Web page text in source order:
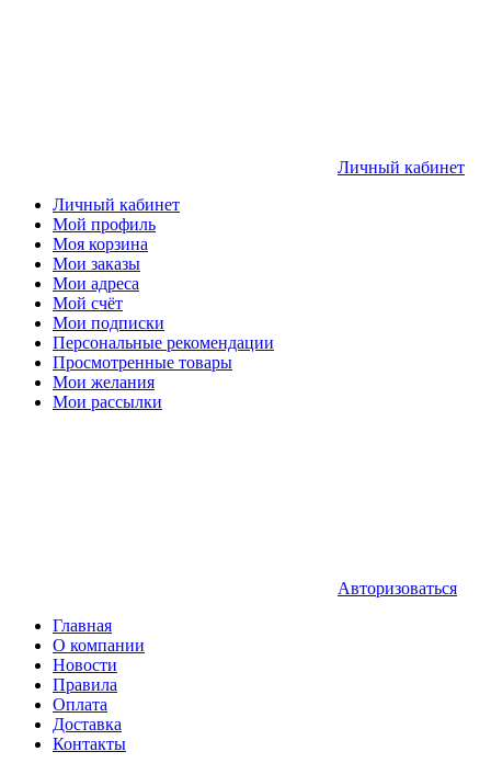
Личный кабинет
Личный кабинет
Мой профиль
Моя корзина
Мои заказы
Мои адреса
Мой счёт
Мои подписки
Персональные рекомендации
Просмотренные товары
Мои желания
Мои рассылки
Авторизоваться
Главная
О компании
Новости
Правила
Оплата
Доставка
Контакты